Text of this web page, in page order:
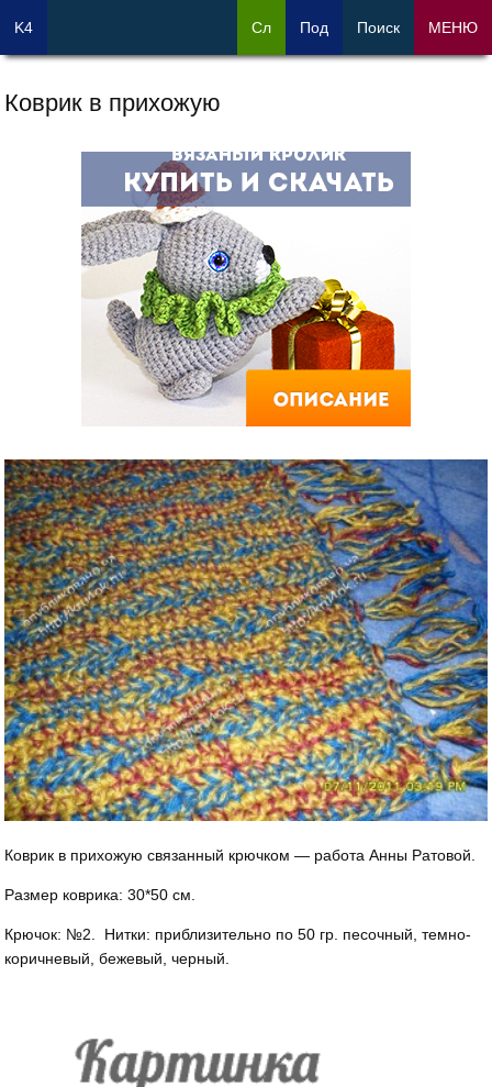
Коврик в прихожую
Коврик в прихожую связанный крючком — работа Анны Ратовой.
Размер коврика: 30*50 см.
Крючок: №2. Нитки: приблизительно по 50 гр. песочный, темно-
ко­ричневый, бежевый, чер­ный.
K4 Сл Под Поиск МЕНЮ